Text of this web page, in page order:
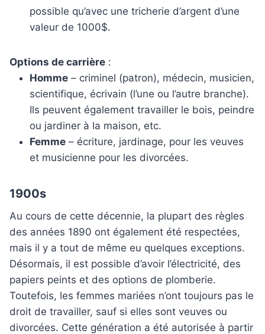
possible qu’avec une tricherie d’argent d’une
valeur de 1000$.
Options de carrière :
Homme – criminel (patron), médecin, musicien,
scientifique, écrivain (l’une ou l’autre branche).
Ils peuvent également travailler le bois, peindre
ou jardiner à la maison, etc.
Femme – écriture, jardinage, pour les veuves
et musicienne pour les divorcées.
1900s
Au cours de cette décennie, la plupart des règles
des années 1890 ont également été respectées,
mais il y a tout de même eu quelques exceptions.
Désormais, il est possible d’avoir l’électricité, des
papiers peints et des options de plomberie.
Toutefois, les femmes mariées n’ont toujours pas le
droit de travailler, sauf si elles sont veuves ou
divorcées. Cette génération a été autorisée à partir